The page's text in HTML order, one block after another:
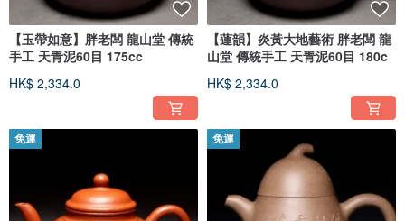
【玉帶如意】胖老闆 龍山堂 傳統
手工 天青泥60目 175cc
HK$ 2,334.0
【蓮韻】炎黃大地藝術 胖老闆 龍
山堂 傳統手工 天青泥60目 180c
HK$ 2,334.0
免運 免運